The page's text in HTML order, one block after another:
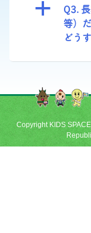
a
Q3.
等）
どう
Copyright KIDS